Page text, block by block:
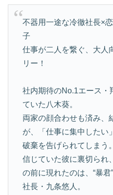
不器用一途な冷徹社長×
子
仕事が二人を繋ぐ、大人
リー！
社内期待のNo.1エース・
ていた八木葵。
両家の顔合わせも済み
が、「仕事に集中したい
破棄を告げられてしまう。
信じていた彼に裏切られ
の前に現れたのは、“暴
社長・九条悠人。